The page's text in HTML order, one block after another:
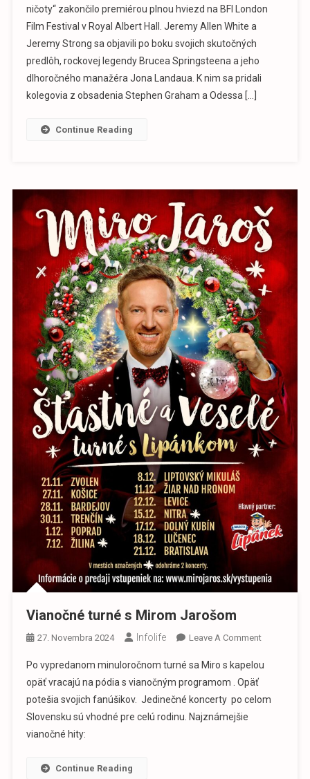
ničoty“ zakončilo premiérou plnou hviezd na BFI London
Film Festival v Royal Albert Hall. Jeremy Allen White a
Jeremy Strong sa objavili po boku svojich skutočných
predlôh, rockovej legendy Brucea Springsteena a jeho
dlhoročného manažéra Jona Landaua. K nim sa pridali
kolegovia z obsadenia Stephen Graham a Odessa […]
Continue Reading
Vianočné turné s Mirom Jarošom
27. Novembra 2024 Infolife Leave A CommentOn
Turné
Mirom
Po vypredanom minuloročnom turné sa Miro s kapelou
opäť vracajú na pódia s vianočným programom . Opäť
potešia svojich fanúšikov. Jedinečné koncerty po celom
Slovensku sú vhodné pre celú rodinu. Najznámejšie
vianočné hity:
Continue Reading